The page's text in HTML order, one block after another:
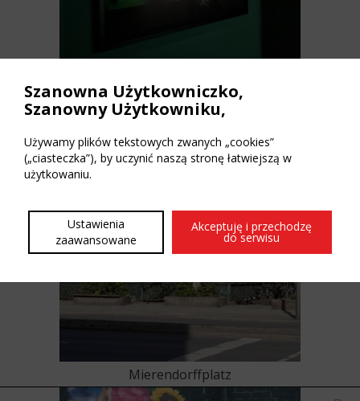
Fotografiska – muzeum fotografii w legendarnym
Tacheles
Mierendorffplatz
Szanowna Użytkowniczko,
Szanowny Użytkowniku,
Używamy plików tekstowych zwanych „cookies”
(„ciasteczka”), by uczynić naszą stronę łatwiejszą w
użytkowaniu.
Ustawienia
zaawansowane
Akceptuję i przechodzę
do serwisu